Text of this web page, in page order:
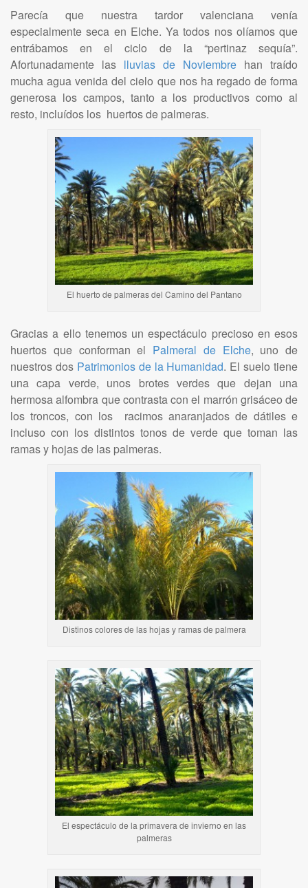
Parecía que nuestra tardor valenciana venía
especialmente seca en Elche. Ya todos nos olíamos que
entrábamos en el ciclo de la “pertinaz sequía”.
Afortunadamente las lluvias de Noviembre han traído
mucha agua venida del cielo que nos ha regado de forma
generosa los campos, tanto a los productivos como al
resto, incluídos los huertos de palmeras.
El huerto de palmeras del Camino del Pantano
Gracias a ello tenemos un espectáculo precioso en esos
huertos que conforman el Palmeral de Elche, uno de
nuestros dos Patrimonios de la Humanidad. El suelo tiene
una capa verde, unos brotes verdes que dejan una
hermosa alfombra que contrasta con el marrón grisáceo de
los troncos, con los racimos anaranjados de dátiles e
incluso con los distintos tonos de verde que toman las
ramas y hojas de las palmeras.
Distinos colores de las hojas y ramas de palmera
El espectáculo de la primavera de invierno en las
palmeras